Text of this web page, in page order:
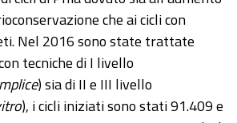
che ai cicli con
Nel 2016 sono state trattate
tecniche di I livello
) sia di II e III livello
), i cicli iniziati sono stati 91.409 e